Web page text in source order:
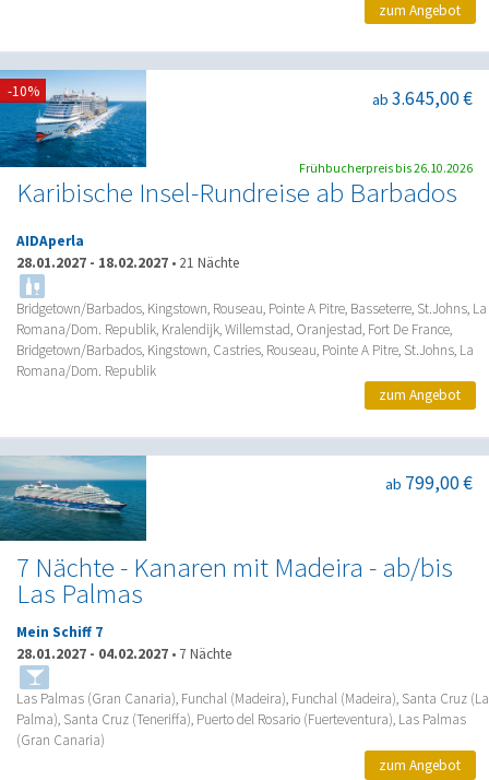
zum Angebot
Karibische Insel-Rundreise ab Barbados
ab 3.645,00 €
AIDAperla
28.01.2027 - 18.02.2027 • 21 Nächte
Bridgetown/Barbados, Kingstown, Rouseau, Pointe A Pitre, Basseterre, St.Johns, La
Romana/Dom. Republik, Kralendijk, Willemstad, Oranjestad, Fort De France,
Bridgetown/Barbados, Kingstown, Castries, Rouseau, Pointe A Pitre, St.Johns, La
Romana/Dom. Republik
-10%
Frühbucherpreis bis 26.10.2026
zum Angebot
7 Nächte - Kanaren mit Madeira - ab/bis
Las Palmas
ab 799,00 €
Mein Schiff 7
28.01.2027 - 04.02.2027 • 7 Nächte
Las Palmas (Gran Canaria), Funchal (Madeira), Funchal (Madeira), Santa Cruz (La
Palma), Santa Cruz (Teneriffa), Puerto del Rosario (Fuerteventura), Las Palmas
(Gran Canaria)
zum Angebot